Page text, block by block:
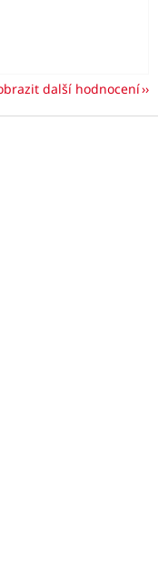
5 hvězdiček.
další hodnocení